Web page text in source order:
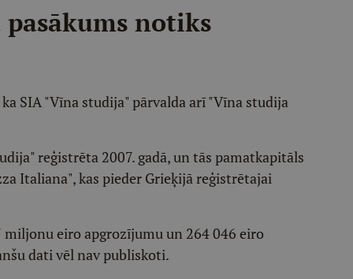
notiks
SIA "Vīna studija" pārvalda arī "Vīna studija
reģistrēta 2007. gadā, un tās pamatkapitāls
Italiana", kas pieder Grieķijā reģistrētajai
miljonu eiro apgrozījumu un 264 046 eiro
dati vēl nav publiskoti.